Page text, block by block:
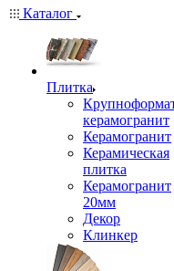
Каталог
Плитка
керамогранит
Керамогранит
Керамическая
плитка
Керамогранит
20мм
Декор
Клинкер